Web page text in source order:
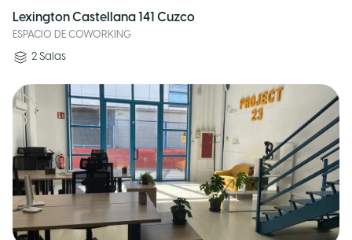
Lexington Castellana 141 Cuzco
ESPACIO DE COWORKING
2 Salas